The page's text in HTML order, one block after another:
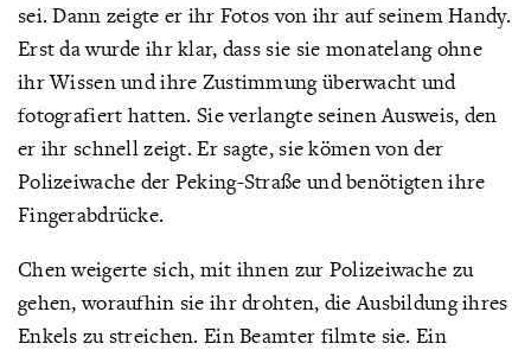
sei. Dann zeigte er ihr Fotos von ihr auf seinem Handy.
Erst da wurde ihr klar, dass sie sie monatelang ohne
ihr Wissen und ihre Zustimmung überwacht und
fotografiert hatten. Sie verlangte seinen Ausweis, den
er ihr schnell zeigt. Er sagte, sie kömen von der
Polizeiwache der Peking-Straße und benötigten ihre
Fingerabdrücke.
Chen weigerte sich, mit ihnen zur Polizeiwache zu
gehen, woraufhin sie ihr drohten, die Ausbildung ihres
Enkels zu streichen. Ein Beamter filmte sie. Ein